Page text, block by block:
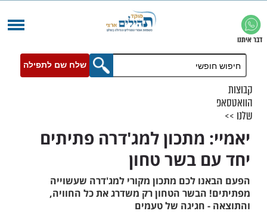
שלח שם לתפילה
מתכון למג'דרה פתיתים
בשר טחון